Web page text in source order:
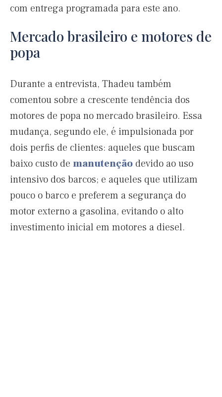
com entrega programada para este ano.
Mercado brasileiro e motores de
popa
Durante a entrevista, Thadeu também
comentou sobre a crescente tendência dos
motores de popa no mercado brasileiro. Essa
mudança, segundo ele, é impulsionada por
dois perfis de clientes: aqueles que buscam
baixo custo de manutenção devido ao uso
intensivo dos barcos; e aqueles que utilizam
pouco o barco e preferem a segurança do
motor externo a gasolina, evitando o alto
investimento inicial em motores a diesel.